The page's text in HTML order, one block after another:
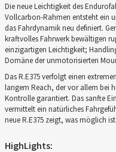
Die neue Leichtigkeit des
Vollcarbon-Rahmen entsteht ein
das Fahrdynamik neu definiert.
kraftvolles Fahrwerk bewältigen
einzigartigen Leichtigkeit;
Domäne der unmotorisierten
Das R.E375 verfolgt einen
langem Reach, der vor allem bei
Kontrolle garantiert. Das sanfte
vermittelt ein natürliches
neue R.E375 zeigt, was möglich ist.
HighLights: